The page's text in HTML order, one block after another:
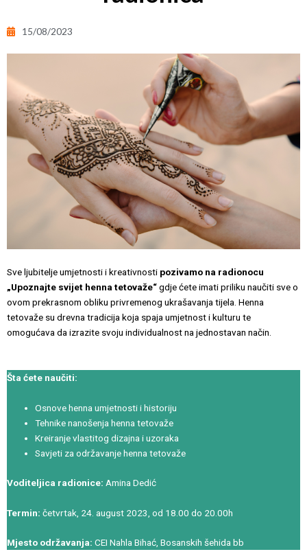
15/08/2023
Sve ljubitelje umjetnosti i kreativnosti pozivamo na radionocu
„Upoznajte svijet henna tetovaže“gdje ćete imati priliku naučiti sve o
ovom prekrasnom obliku privremenog ukrašavanja tijela. Henna
tetovaže su drevna tradicija koja spaja umjetnost i kulturu te
omogućava da izrazite svoju individualnost na jednostavan način.
Šta ćete naučiti:
Osnove henna umjetnosti i historiju
Tehnike nanošenja henna tetovaže
Kreiranje vlastitog dizajna i uzoraka
Savjeti za održavanje henna tetovaže
Voditeljica radionice: Amina Dedić
Termin: četvrtak, 24. august 2023, od 18.00 do 20.00h
Mjesto održavanja: CEI Nahla Bihać, Bosanskih šehida bb